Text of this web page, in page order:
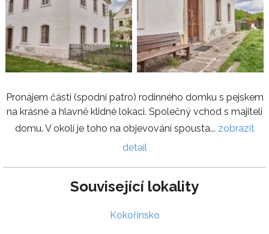
Pronájem části (spodní patro) rodinného domku s pejskem
na krásné a hlavně klidné lokaci. Společný vchod s majiteli
domu. V okolí je toho na objevování spousta... zobrazit
detail
Související lokality
Kokořínsko